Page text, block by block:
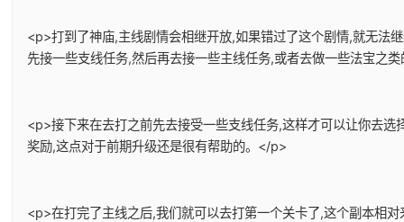
<p>打到了神庙,主线剧情会相继开放,如果错过了这个剧情,就无法
先接一些支线任务,然后再去接一些主线任务,或者去做一些法宝之
<p>接下来在去打之前先去接受一些支线任务,这样才可以让你去选
奖励,这点对于前期升级还是很有帮助的。</p>
<p>在打完了主线之后,我们就可以去打第一个关卡了,这个副本相